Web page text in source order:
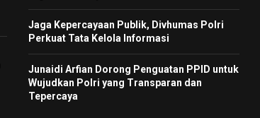
Jaga Kepercayaan Publik, Divhumas Polri
Perkuat Tata Kelola Informasi
Junaidi Arfian Dorong Penguatan PPID untuk
Wujudkan Polri yang Transparan dan
Tepercaya